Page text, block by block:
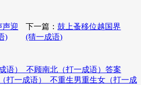
声迎
)
下一篇：鼓上蚤移位越国界
(猜一成语)
语）_不顾南北（打一成语）答案
打一成语）_不重生男重生女（打一成